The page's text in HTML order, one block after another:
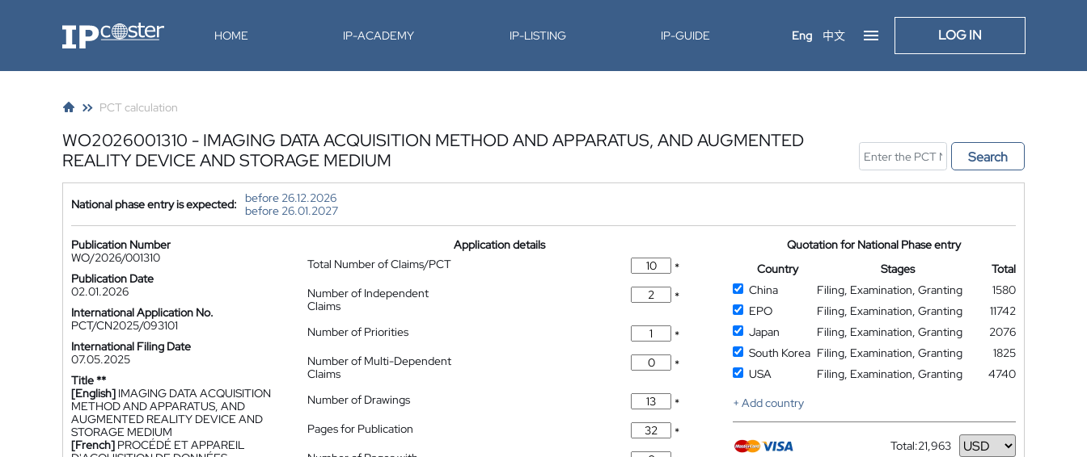
IP-Coster HOME IP-ACADEMY IP-LISTING IP-GUIDE Eng 中文 LOG IN
PCT calculation
WO2026001310 - IMAGING DATA ACQUISITION METHOD AND APPARATUS, AND AUGMENTED
REALITY DEVICE AND STORAGE MEDIUM
Search
National phase entry is expected:
before 26.12.2026
before 26.01.2027
Publication Number
WO/2026/001310
Publication Date
02.01.2026
International Application No.
PCT/CN2025/093101
International Filing Date
07.05.2025
Title **
[English] IMAGING DATA ACQUISITION
METHOD AND APPARATUS, AND
AUGMENTED REALITY DEVICE AND
STORAGE MEDIUM
[French] PROCÉDÉ ET APPAREIL
Application details
Total Number of Claims/PCT
*
Number of Independent
Claims
*
Number of Priorities
*
Number of Multi-Dependent
Claims
*
Number of Drawings
*
Pages for Publication
*
Quotation for National Phase entry
Country
Stages
Total
China
Filing, Examination, Granting
1580
EPO
Filing, Examination, Granting
11742
Japan
Filing, Examination, Granting
2076
South Korea Filing, Examination, Granting
1825
USA
Filing, Examination, Granting
4740
+ Add country
Total:21,963
Currency